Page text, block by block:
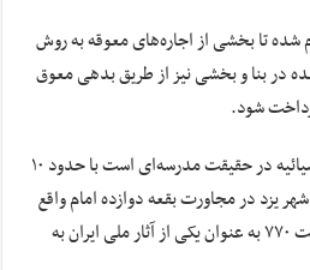
شده تا بخشی از اجاره‌های معوقه به روش
در بنا و بخشی نیز از طریق بدهی معوق
شود.
زندان اسکندر یا همان مدرسه ضیائیه در حقیقت مدرسه‌ای است با حدود ۱۰
یزد در مجاورت بقعه دوازده امام واقع
شده و در سال ۱۳۴۶ به شمارهٔ ثبت ۷۷۰ به عنوان یکی از آثار ملی ایران به